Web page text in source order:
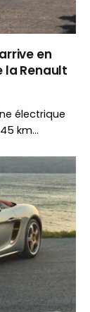
en
la Renault
électrique
km
de la